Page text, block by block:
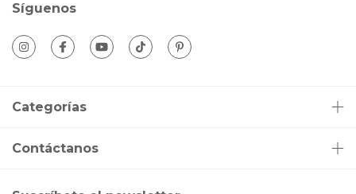
Síguenos
Categorías
Contáctanos